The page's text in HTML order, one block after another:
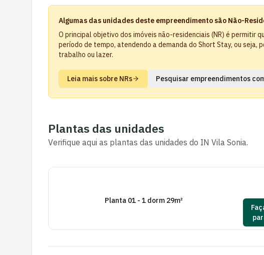
Algumas das unidades deste empreendimento são Não-
O principal objetivo dos imóveis não-residenciais (NR) é permitir
período de tempo, atendendo a demanda do Short Stay, ou
trabalho ou lazer.
Leia mais sobre NRs Pesquisar empreendimentos
Plantas das unidades
Verifique aqui as plantas das unidades do IN Vila Sonia.
Planta 01 - 1 dorm 29m²